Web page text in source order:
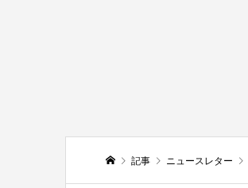
記事 ニュースレター